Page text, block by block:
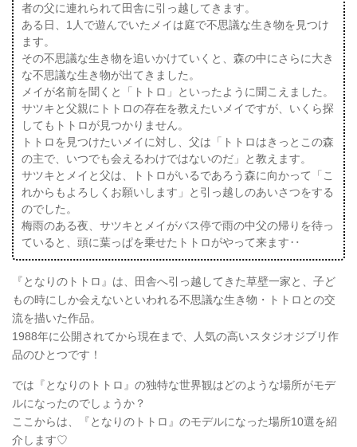
者の父に連れられて田舎に引っ越してきます。
ある日、1人で遊んでいたメイは庭で不思議な生き物を見つけ
ます。
その不思議な生き物を追いかけていくと、森の中にさらに大き
な不思議な生き物が出てきました。
メイが名前を聞くと「トトロ」といったように聞こえました。
サツキと父親にトトロの存在を教えたいメイですが、いくら探
してもトトロが見つかりません。
トトロを見つけたいメイに対し、父は「トトロはきっとこの森
の主で、いつでも会えるわけではないのだ」と教えます。
サツキとメイと父は、トトロがいるであろう森に向かって「こ
れからもよろしくお願いします」と引っ越しのあいさつをする
のでした。
梅雨のある夜、サツキとメイがバス停で雨の中父の帰りを待っ
ていると、頭に葉っぱを乗せたトトロがやって来ます‥
『となりのトトロ』は、田舎へ引っ越してきた草壁一家と、子ど
もの時にしか会えないといわれる不思議な生き物・トトロとの交
流を描いた作品。
1988年に公開されてから現在まで、人気の高いスタジオジブリ作
品のひとつです！
では『となりのトトロ』の独特な世界観はどのような場所がモデ
ルになったのでしょうか？
ここからは、『となりのトトロ』のモデルになった場所10選を紹
介します♡